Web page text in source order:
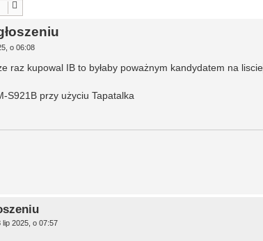
o 06:08
raz kupowal IB to byłaby poważnym kandydatem na liscie
S921B przy użyciu Tapatalka
lip 2025, o 07:57